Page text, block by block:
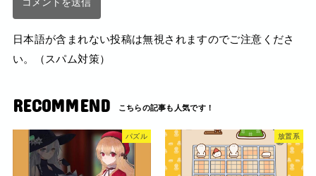
日本語が含まれない投稿は無視されますのでご注意くださ
い。（スパム対策）
RECOMMEND
パズル 放置系